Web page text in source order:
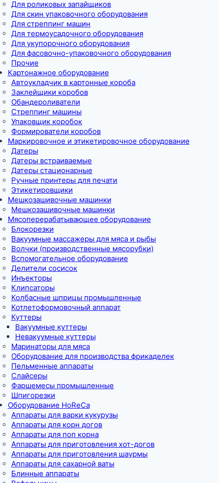
Для роликовых запайщиков
Для скин упаковочного оборудования
Для стреппинг машин
Для термоусадочного оборудования
Для укупорочного оборудования
Для фасовочно-упаковочного оборудования
Прочие
Картонажное оборудование
Автоукладчик в картонные короба
Заклейщики коробов
Обандероливатели
Стреппинг машины
Упаковщик коробок
Формирователи коробов
Маркировочное и этикетировочное оборудование
Датеры
Датеры встраиваемые
Датеры стационарные
Ручные принтеры для печати
Этикетировщики
Мешкозашивочные машинки
Мешкозашивочные машинки
Мясоперерабатывающее оборудование
Блокорезки
Вакуумные массажеры для мяса и рыбы
Волчки (производственные мясорубки)
Вспомогательное оборудование
Делители сосисок
Инъекторы
Клипсаторы
Колбасные шприцы промышленные
Котлетоформовочный аппарат
Куттеры
Вакуумные куттеры
Невакуумные куттеры
Маринаторы для мяса
Оборудование для производства фрикаделек
Пельменные аппараты
Слайсеры
Фаршемесы промышленные
Шпигорезки
Оборудование HoReCa
Аппараты для варки кукурузы
Аппараты для корн догов
Аппараты для поп корна
Аппараты для приготовления хот-догов
Аппараты для приготовления шаурмы
Аппараты для сахарной ваты
Блинные аппараты